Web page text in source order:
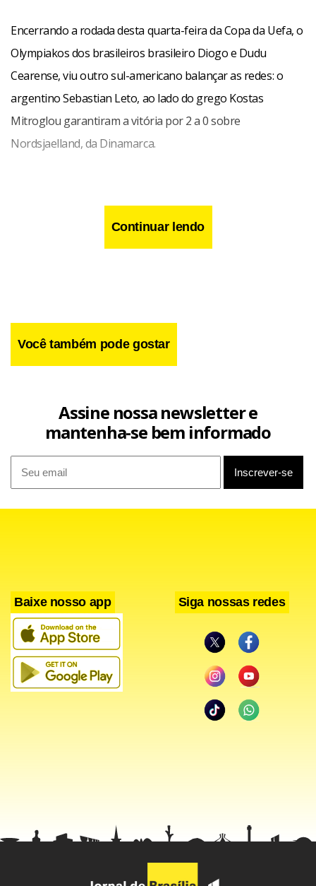
Encerrando a rodada desta quarta-feira da Copa da Uefa, o
Olympiakos dos brasileiros brasileiro Diogo e Dudu
Cearense, viu outro sul-americano balançar as redes: o
argentino Sebastian Leto, ao lado do grego Kostas
Mitroglou garantiram a vitória por 2 a 0 sobre
Nordsjaelland, da Dinamarca.
Facebook
WhatsApp
LinkedIn
Twitter
X Telegram
Share
Continuar lendo
Você também pode gostar
Assine nossa newsletter e
mantenha-se bem informado
Baixe nosso app Siga nossas redes